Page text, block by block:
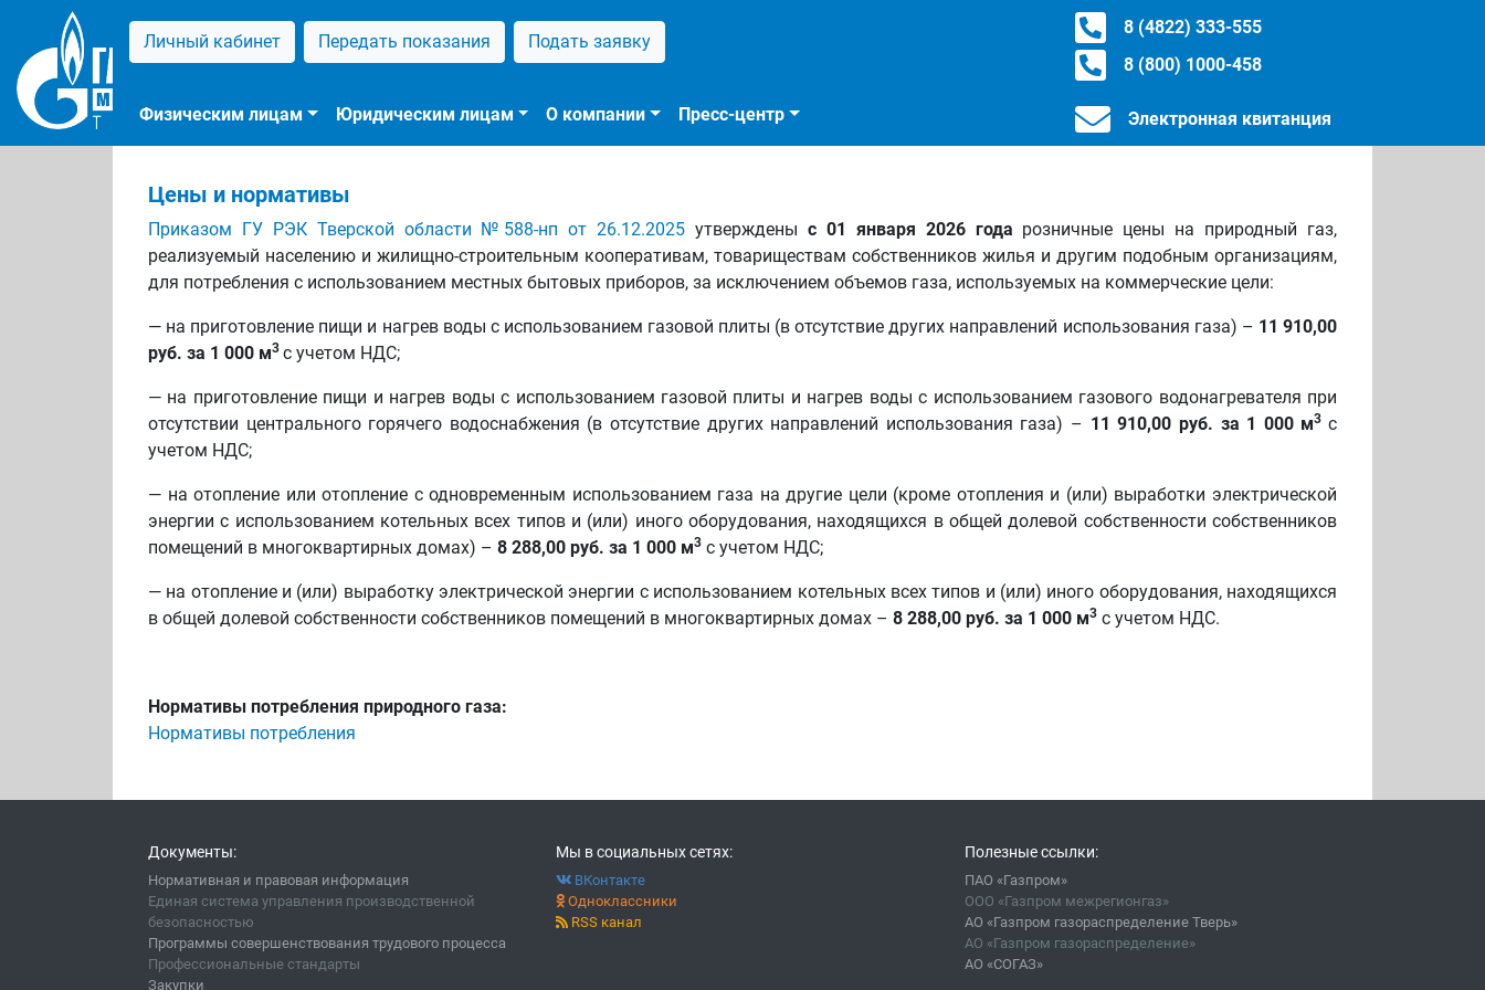
Личный кабинет Передать показания Подать заявку
8 (4822) 333-555
8 (800) 1000-458
Физическим лицам Юридическим лицам О компании Пресс-центр Электронная квитанция
Цены и нормативы
Приказом ГУ РЭК Тверской области №588-нп от 26.12.2025 утверждены с 01 января 2026 года розничные цены на природный газ,
реализуемый населению и жилищно-строительным кооперативам, товариществам собственников жилья и другим подобным организациям,
для потребления с использованием местных бытовых приборов, за исключением объемов газа, используемых на коммерческие цели:
— на приготовление пищи и нагрев воды с использованием газовой плиты (в отсутствие других направлений использования газа) – 11 910,00
руб. за 1 000 м3 с учетом НДС;
— на приготовление пищи и нагрев воды с использованием газовой плиты и нагрев воды с использованием газового водонагревателя при
отсутствии центрального горячего водоснабжения (в отсутствие других направлений использования газа) – 11 910,00 руб. за 1 000 м3 с
учетом НДС;
— на отопление или отопление с одновременным использованием газа на другие цели (кроме отопления и (или) выработки электрической
энергии с использованием котельных всех типов и (или) иного оборудования, находящихся в общей долевой собственности собственников
помещений в многоквартирных домах) – 8 288,00 руб. за 1 000 м3 с учетом НДС;
— на отопление и (или) выработку электрической энергии с использованием котельных всех типов и (или) иного оборудования, находящихся
в общей долевой собственности собственников помещений в многоквартирных домах – 8 288,00 руб. за 1 000 м3 с учетом НДС.
Нормативы потребления природного газа:
Нормативы потребления
Документы:
Нормативная и правовая информация
Единая система управления производственной
безопасностью
Программы совершенствования трудового процесса
Профессиональные стандарты
Закупки
Мы в социальных сетях:
ВКонтакте
Одноклассники
RSS канал
Полезные ссылки:
ПАО «Газпром»
ООО «Газпром межрегионгаз»
АО «Газпром газораспределение Тверь»
АО «Газпром газораспределение»
АО «СОГАЗ»